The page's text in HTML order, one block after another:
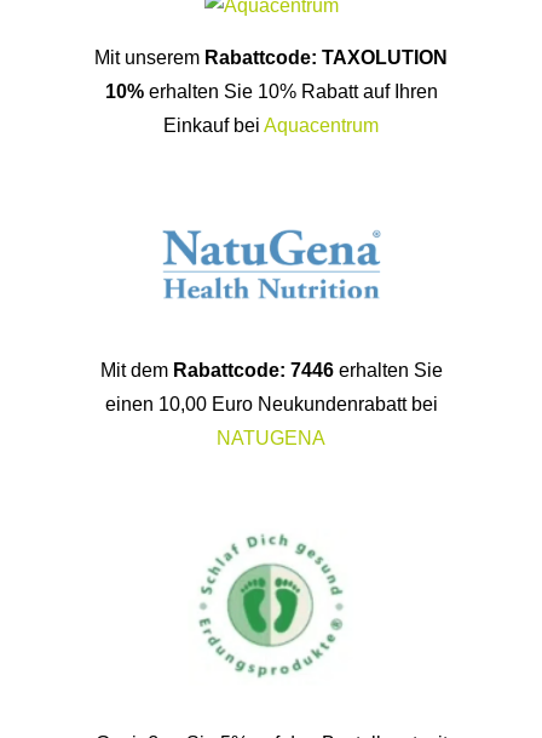
Mit unserem Rabattcode: TAXOLUTION
10%erhalten Sie 10% Rabatt auf Ihren
Einkauf bei Aquacentrum
Mit dem Rabattcode: 7446erhalten Sie
einen 10,00 Euro Neukundenrabatt bei
NATUGENA